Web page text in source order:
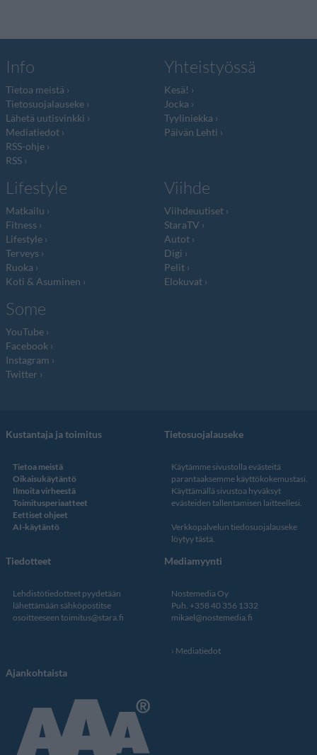
Info
Tietoa meistä
Tietosuojalauseke
Lähetä uutisvinkki
Mediatiedot
RSS-ohje
RSS
Yhteistyössä
Kesä!
Jocka
Tyyliniekka
Päivän Lehti
Lifestyle
Matkailu
Fitness
Lifestyle
Terveys
Ruoka
Koti & Asuminen
Viihde
Viihdeuutiset
StaraTV
Autot
Digi
Pelit
Elokuvat
Some
YouTube
Facebook
Instagram
Twitter
Kustantaja ja toimitus
Tietoa meistä
Oikaisukäytäntö
Ilmoita virheestä
Toimitusperiaatteet
Eettiset ohjeet
AI-käytäntö
Tietosuojalauseke
Käytämme sivustolla evästeitä
parantaaksemme käyttökokemustasi.
Käyttämällä sivustoa hyväksyt
evästeiden tallentamisen laitteellesi.
Verkkopalvelun tiedosuojalauseke
löytyy tästä.
Tiedotteet
Lehdistötiedotteet pyydetään
lähettämään sähköpostitse
osoitteeseen toimitus@stara.fi
Mediamyynti
Nostemedia Oy
Puh. +358 40 356 1332
mikael@nostemedia.fi
Mediatiedot
Ajankohtaista